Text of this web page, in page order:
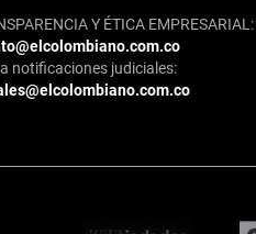
Y ÉTICA EMPRESARIAL:
notificaciones judiciales: